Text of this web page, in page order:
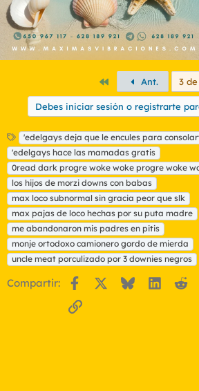
PrimeroAnt. 3 de
Debes iniciar sesión o registrarte
E
t
i
q
u
e
t
a
s
'edelgays deja que le encules para
'edelgays hace las mamadas gratis
0read dark progre woke woke progre woke
los hijos de morzi downs con babas
max loco subnormal sin gracia peor que slk
max pajas de loco hechas por su puta madre
me abandonaron mis padres en pitis
monje ortodoxo camionero gordo de mierda
uncle meat porculizado por 3 downies negros
Compartir: Facebook Bluesky
Enlace